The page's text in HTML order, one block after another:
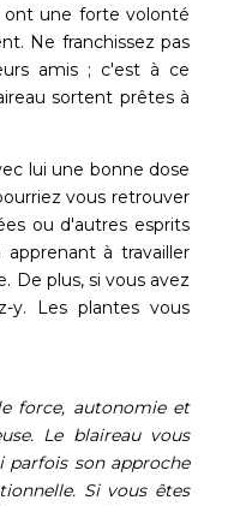
ont une forte volonté
Ne franchissez pas
amis ; c'est à ce
sortent prêtes à
lui une bonne dose
vous retrouver
ou d'autres esprits
à travailler
De plus, si vous avez
y. Les plantes vous
force, autonomie et
Le blaireau vous
son approche
Si vous êtes